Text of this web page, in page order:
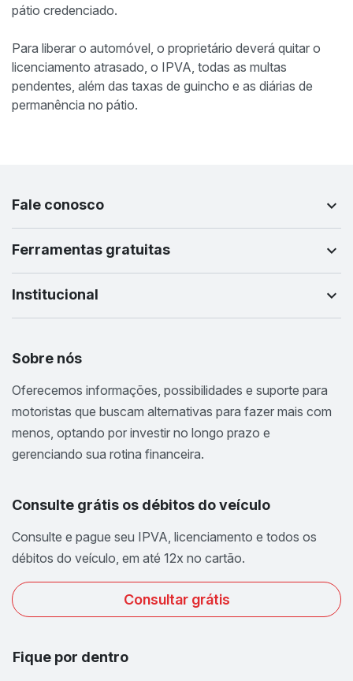
pátio credenciado.
Para liberar o automóvel, o proprietário deverá quitar o
licenciamento atrasado, o IPVA, todas as multas
pendentes, além das taxas de guincho e as diárias de
permanência no pátio.
Fale conosco
Ferramentas gratuitas
Institucional
Sobre nós
Oferecemos informações, possibilidades e suporte para
motoristas que buscam alternativas para fazer mais com
menos, optando por investir no longo prazo e
gerenciando sua rotina financeira.
Consulte grátis os débitos do veículo
Consulte e pague seu IPVA, licenciamento e todos os
débitos do veículo, em até 12x no cartão.
Consultar grátis
Fique por dentro